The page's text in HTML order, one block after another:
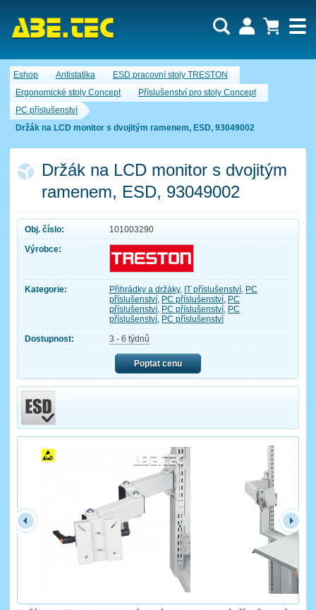
Eshop Antistatika
ESD pracovní stoly TRESTON
Ergonomické stoly Concept
Příslušenství pro stoly Concept
PC příslušenství
Držák na LCD monitor s dvojitým ramenem, ESD, 93049002
Držák na LCD monitor s dvojitým
ramenem, ESD, 93049002
Obj. číslo:
101003290
Výrobce:
Kategorie: Přihrádky a držáky, IT příslušenství, PC
příslušenství, PC příslušenství, PC
příslušenství, PC příslušenství, PC
příslušenství, PC příslušenství
Dostupnost:
3 - 6 týdnů
Poptat cenu
Nákupní košík je momentálně prázdný.
Obsah košíku
Cena celkem:0,00 CZK
Uživatel:
Heslo: